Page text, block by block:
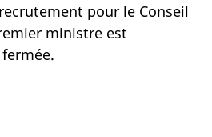
pour le Conseil
ministre est